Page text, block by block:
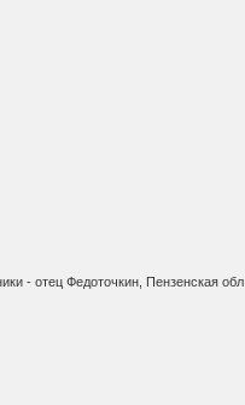
- отец Федоточкин, Пензенская